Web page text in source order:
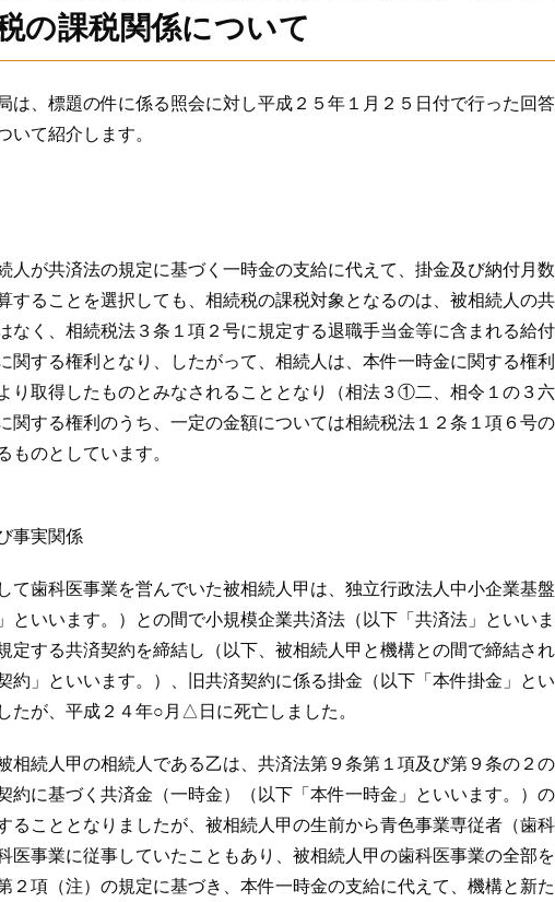
の課税関係について
は、標題の件に係る照会に対し平成２５年１月２５日付で行った回
いて紹介します。
共済法の規定に基づく一時金の支給に代えて、掛金及び納付月
ることを選択しても、相続税の課税対象となるのは、被相続人の
く、相続税法３条１項２号に規定する退職手当金等に含まれる給
する権利となり、したがって、相続人は、本件一時金に関する権
取得したものとみなされることとなり（相法３①二、相令１の３
する権利のうち、一定の金額については相続税法１２条１項６号
のとしています。
事実関係
科医事業を営んでいた被相続人甲は、独立行政法人中小企業基
いいます。）との間で小規模企業共済法（以下「共済法」といいま
する共済契約を締結し（以下、被相続人甲と機構との間で締結さ
」といいます。）、旧共済契約に係る掛金（以下「本件掛金」と
が、平成２４年○月△日に死亡しました。
人甲の相続人である乙は、共済法第９条第１項及び第９条の２の
に基づく共済金（一時金）（以下「本件一時金」といいます。）
こととなりましたが、被相続人甲の生前から青色事業専従者（歯科
事業に従事していたこともあり、被相続人甲の歯科医事業の全部を
項（注）の規定に基づき、本件一時金の支給に代えて、機構と新